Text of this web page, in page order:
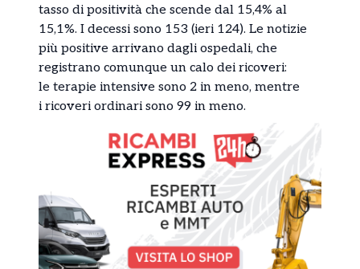
tasso di positività che scende dal 15,4% al
15,1%. I decessi sono 153 (ieri 124). Le notizie
più positive arrivano dagli ospedali, che
registrano comunque un calo dei ricoveri:
le terapie intensive sono 2 in meno, mentre
i ricoveri ordinari sono 99 in meno.